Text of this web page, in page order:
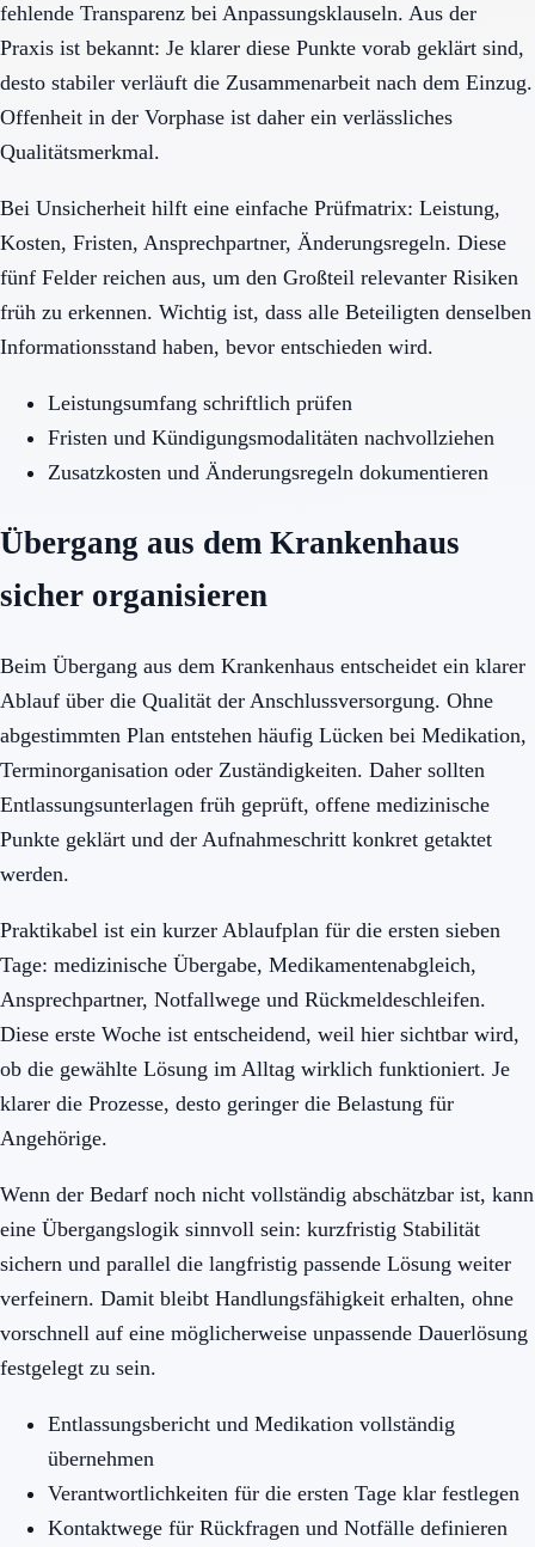
fehlende Transparenz bei Anpassungsklauseln. Aus der
Praxis ist bekannt: Je klarer diese Punkte vorab geklärt sind,
desto stabiler verläuft die Zusammenarbeit nach dem Einzug.
Offenheit in der Vorphase ist daher ein verlässliches
Qualitätsmerkmal.
Bei Unsicherheit hilft eine einfache Prüfmatrix: Leistung,
Kosten, Fristen, Ansprechpartner, Änderungsregeln. Diese
fünf Felder reichen aus, um den Großteil relevanter Risiken
früh zu erkennen. Wichtig ist, dass alle Beteiligten denselben
Informationsstand haben, bevor entschieden wird.
Leistungsumfang schriftlich prüfen
Fristen und Kündigungsmodalitäten nachvollziehen
Zusatzkosten und Änderungsregeln dokumentieren
Übergang aus dem Krankenhaus
sicher organisieren
Beim Übergang aus dem Krankenhaus entscheidet ein klarer
Ablauf über die Qualität der Anschlussversorgung. Ohne
abgestimmten Plan entstehen häufig Lücken bei Medikation,
Terminorganisation oder Zuständigkeiten. Daher sollten
Entlassungsunterlagen früh geprüft, offene medizinische
Punkte geklärt und der Aufnahmeschritt konkret getaktet
werden.
Praktikabel ist ein kurzer Ablaufplan für die ersten sieben
Tage: medizinische Übergabe, Medikamentenabgleich,
Ansprechpartner, Notfallwege und Rückmeldeschleifen.
Diese erste Woche ist entscheidend, weil hier sichtbar wird,
ob die gewählte Lösung im Alltag wirklich funktioniert. Je
klarer die Prozesse, desto geringer die Belastung für
Angehörige.
Wenn der Bedarf noch nicht vollständig abschätzbar ist, kann
eine Übergangslogik sinnvoll sein: kurzfristig Stabilität
sichern und parallel die langfristig passende Lösung weiter
verfeinern. Damit bleibt Handlungsfähigkeit erhalten, ohne
vorschnell auf eine möglicherweise unpassende Dauerlösung
festgelegt zu sein.
Entlassungsbericht und Medikation vollständig
übernehmen
Verantwortlichkeiten für die ersten Tage klar festlegen
Kontaktwege für Rückfragen und Notfälle definieren